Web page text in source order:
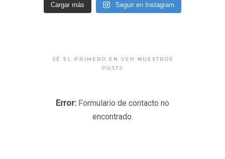
Cargar más Seguir en Instagram
SÉ EL PRIMERO EN VER NUESTROS
POSTS
Error: Formulario de contacto no
encontrado.